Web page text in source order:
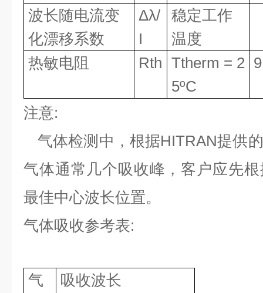
波长随电流变
化漂移系数
Δλ/
I
稳定工作
温度
热敏电阻
Rth Ttherm = 2
5ºC
注意:
气体检测中，根据HITRAN提供
气体通常几个吸收峰，客户应先
最佳中心波长位置。
气体吸收参考表:
气
吸收波长